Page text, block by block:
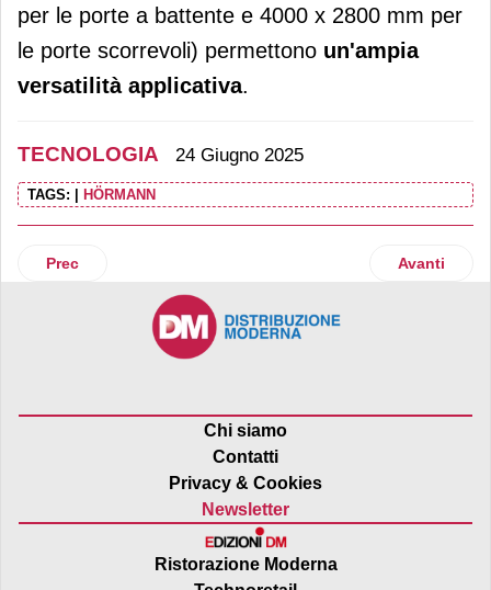
per le porte a battente e 4000 x 2800 mm per
le porte scorrevoli) permettono un'ampia
versatilità applicativa.
TECNOLOGIA 24 Giugno 2025
TAGS: HÖRMANN
Articolo precedente: Scandit rinnova la partnership con
Prec Articolo
Avanti
Chi siamo
Contatti
Privacy & Cookies
Newsletter
Ristorazione Moderna